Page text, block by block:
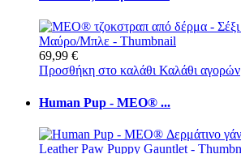
69,99 €
Προσθήκη στο καλάθι Καλάθι αγορών
Human Pup - MEO® ...